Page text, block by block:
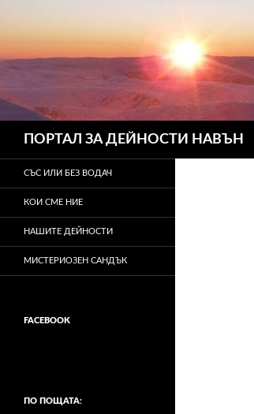
ПОРТАЛ ЗА ДЕЙНОСТИ НАВЪН
СЪС ИЛИ БЕЗ ВОДАЧ
КОИ СМЕ НИЕ
НАШИТЕ ДЕЙНОСТИ
МИСТЕРИОЗЕН САНДЪК
FACEBOOK
ПО ПОЩАТА: